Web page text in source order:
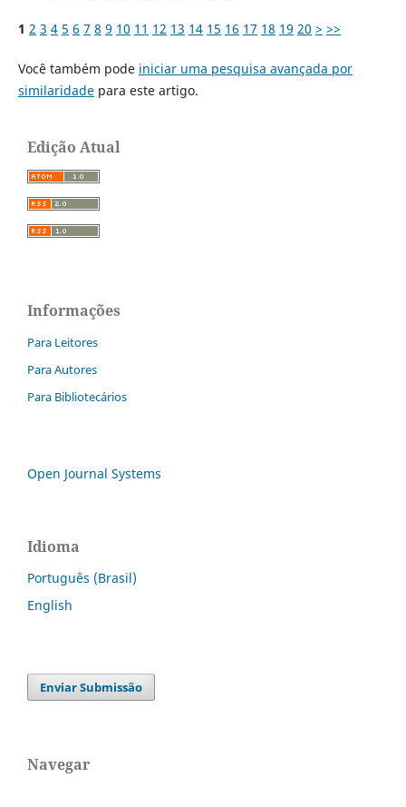
1 2 3 4 5 6 7 8 9 10 11 12 13 14 15 16 17 18 19 20 > >>
Você também pode iniciar uma pesquisa avançada por
similaridadepara este artigo.
Edição Atual
Informações
Para Leitores
Para Autores
Para Bibliotecários
Open Journal Systems
Idioma
Português (Brasil)
English
Enviar Submissão
Navegar